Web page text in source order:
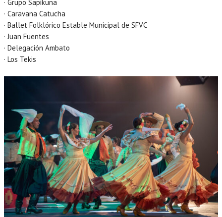
· Grupo Sapikuna
· Caravana Catucha
· Ballet Folklórico Estable Municipal de SFVC
· Juan Fuentes
· Delegación Ambato
· Los Tekis